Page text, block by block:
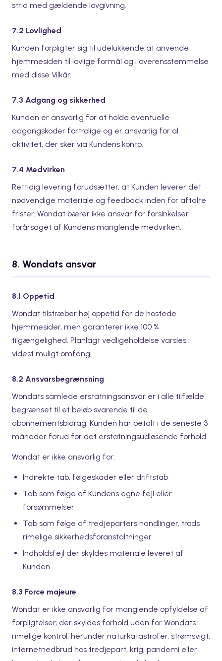
strid med gældende lovgivning.
7.2 Lovlighed
Kunden forpligter sig til udelukkende at anvende
hjemmesiden til lovlige formål og i overensstemmelse
med disse Vilkår.
7.3 Adgang og sikkerhed
Kunden er ansvarlig for at holde eventuelle
adgangskoder fortrolige og er ansvarlig for al
aktivitet, der sker via Kundens konto.
7.4 Medvirken
Rettidig levering forudsætter, at Kunden leverer det
nødvendige materiale og feedback inden for aftalte
frister. Wondat bærer ikke ansvar for forsinkelser
forårsaget af Kundens manglende medvirken.
8. Wondats ansvar
8.1 Oppetid
Wondat tilstræber høj oppetid for de hostede
hjemmesider, men garanterer ikke 100 %
tilgængelighed. Planlagt vedligeholdelse varsles i
videst muligt omfang.
8.2 Ansvarsbegrænsning
Wondats samlede erstatningsansvar er i alle tilfælde
begrænset til et beløb svarende til de
abonnementsbidrag, Kunden har betalt i de seneste 3
måneder forud for det erstatningsudløsende forhold.
Wondat er ikke ansvarlig for:
Indirekte tab, følgeskader eller driftstab
Tab som følge af Kundens egne fejl eller
forsømmelser
Tab som følge af tredjeparters handlinger, trods
rimelige sikkerhedsforanstaltninger
Indholdsfejl der skyldes materiale leveret af
Kunden
8.3 Force majeure
Wondat er ikke ansvarlig for manglende opfyldelse af
forpligtelser, der skyldes forhold uden for Wondats
rimelige kontrol, herunder naturkatastrofer, strømsvigt,
internetnedbrud hos tredjepart, krig, pandemi eller